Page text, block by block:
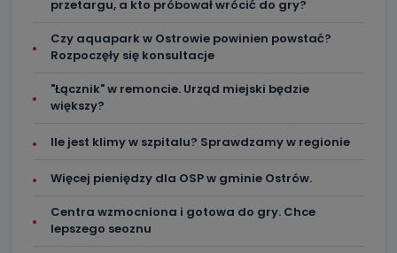
Jak skontaktować się z inspektorem
danych osobowych?
Można to zrobić pod numerem telefonu 62 735-51-05 lub
przetargu, a kto próbował wrócić do gry?
Czy aquapark w Ostrowie powinien powstać?
Rozpoczęły się konsultacje
"Łącznik" w remoncie. Urząd miejski będzie
większy?
Ile jest klimy w szpitalu? Sprawdzamy w regionie
Więcej pieniędzy dla OSP w gminie Ostrów.
Centra wzmocniona i gotowa do gry. Chce
lepszego seoznu